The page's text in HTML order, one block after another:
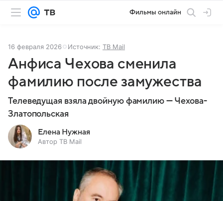
Фильмы онлайн
16 февраля 2026 Источник: ТВ Mail
Анфиса Чехова сменила
фамилию после замужества
Телеведущая взяла двойную фамилию — Чехова-
Златопольская
Елена Нужная
Автор ТВ Mail